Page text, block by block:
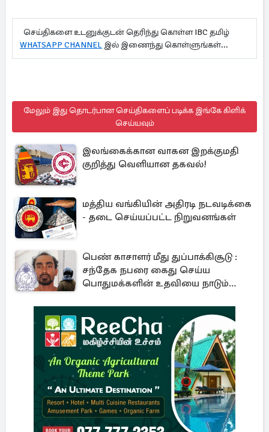
செய்திகளை உடனுக்குடன் தெரிந்து கொள்ள IBC தமிழ்
WHATSAPP CHANNEL இல் இணைந்து கொள்ளுங்கள்...
மேலும் இது தொடர்பான செய்திகளைப் படிக்க இங்கே கிளிக்
செய்யவும்
இலங்கைக்கான வாகன இறக்குமதி
குறித்து வெளியான தகவல்!
மத்திய வங்கியின் அதிரடி நடவடிக்கை
- தடை செய்யப்பட்ட நிறுவனங்கள்
பெண் காசாளர் மீது துப்பாக்கிசூடு :
சந்தேக நபரை கைது செய்ய
பொதுமக்களின் உதவியை நாடும்